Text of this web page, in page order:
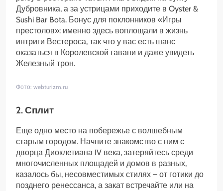
Дубровника, а за устрицами приходите в Oyster &
Sushi Bar Bota. Бонус для поклонников «Игры
престолов»: именно здесь воплощали в жизнь
интриги Вестероса, так что у вас есть шанс
оказаться в Королевской гавани и даже увидеть
Железный трон.
Фото: webturizm.ru
2. Сплит
Еще одно место на побережье с волшебным
старым городом. Начните знакомство с ним с
дворца Диоклетиана IV века, затеряйтесь среди
многочисленных площадей и домов в разных,
казалось бы, несовместимых стилях – от готики до
позднего ренессанса, а закат встречайте или на